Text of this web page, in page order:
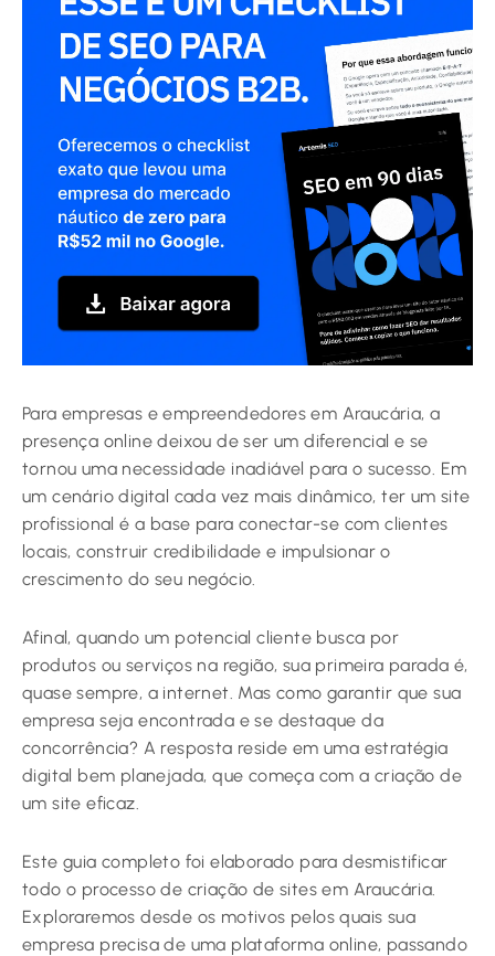
Para empresas e empreendedores em Araucária, a
presença online deixou de ser um diferencial e se
tornou uma necessidade inadiável para o sucesso. Em
um cenário digital cada vez mais dinâmico, ter um site
profissional é a base para conectar-se com clientes
locais, construir credibilidade e impulsionar o
crescimento do seu negócio.
Afinal, quando um potencial cliente busca por
produtos ou serviços na região, sua primeira parada é,
quase sempre, a internet. Mas como garantir que sua
empresa seja encontrada e se destaque da
concorrência? A resposta reside em uma estratégia
digital bem planejada, que começa com a criação de
um site eficaz.
Este guia completo foi elaborado para desmistificar
todo o processo de criação de sites em Araucária.
Exploraremos desde os motivos pelos quais sua
empresa precisa de uma plataforma online, passando